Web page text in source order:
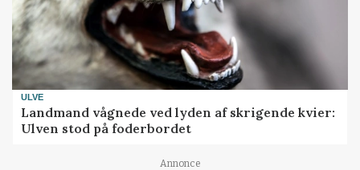
ULVE
Landmand vågnede ved lyden af skrigende kvier:
Ulven stod på foderbordet
Annonce